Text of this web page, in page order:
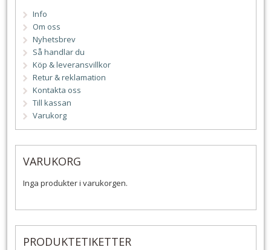
Info
Om oss
Nyhetsbrev
Så handlar du
Köp & leveransvillkor
Retur & reklamation
Kontakta oss
Till kassan
Varukorg
VARUKORG
Inga produkter i varukorgen.
PRODUKTETIKETTER